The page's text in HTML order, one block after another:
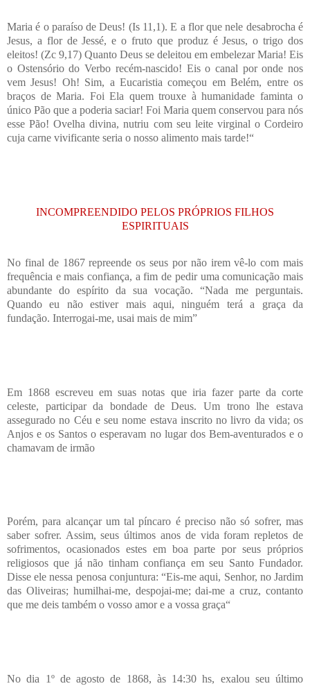
Maria é o paraíso de Deus! (Is 11,1). E a flor que nele desabrocha é
Jesus, a flor de Jessé, e o fruto que produz é Jesus, o trigo dos
eleitos! (Zc 9,17) Quanto Deus se deleitou em embelezar Maria! Eis
o Ostensório do Verbo recém-nascido! Eis o canal por onde nos
vem Jesus! Oh! Sim, a Eucaristia começou em Belém, entre os
braços de Maria. Foi Ela quem trouxe à humanidade faminta o
único Pão que a poderia saciar! Foi Maria quem conservou para nós
esse Pão! Ovelha divina, nutriu com seu leite virginal o Cordeiro
cuja carne vivificante seria o nosso alimento mais tarde!“
INCOMPREENDIDO PELOS PRÓPRIOS FILHOS
ESPIRITUAIS
No final de 1867 repreende os seus por não irem vê-lo com mais
frequência e mais confiança, a fim de pedir uma comunicação mais
abundante do espírito da sua vocação. “Nada me perguntais.
Quando eu não estiver mais aqui, ninguém terá a graça da
fundação. Interrogai-me, usai mais de mim”
Em 1868 escreveu em suas notas que iria fazer parte da corte
celeste, participar da bondade de Deus. Um trono lhe estava
assegurado no Céu e seu nome estava inscrito no livro da vida; os
Anjos e os Santos o esperavam no lugar dos Bem-aventurados e o
chamavam de irmão
Porém, para alcançar um tal píncaro é preciso não só sofrer, mas
saber sofrer. Assim, seus últimos anos de vida foram repletos de
sofrimentos, ocasionados estes em boa parte por seus próprios
religiosos que já não tinham confiança em seu Santo Fundador.
Disse ele nessa penosa conjuntura: “Eis-me aqui, Senhor, no Jardim
das Oliveiras; humilhai-me, despojai-me; dai-me a cruz, contanto
que me deis também o vosso amor e a vossa graça“
No dia 1º de agosto de 1868, às 14:30 hs, exalou seu último